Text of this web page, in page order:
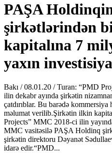
PAŞA
şirkətlərindən
kapitalına 7
yaxın
Bakı / 08.01.20 / Turan: “PMD
ilin dekabr ayında şirkətin
çatdırıblar. Bu barədə
məlumat verilib.Şirkətin ilkin
Projects” MMC 2018-ci ilin
MMC vasitəsilə PAŞA Holdinq
şirkətin direktoru Dəyanət
idarə edir.“PMD...